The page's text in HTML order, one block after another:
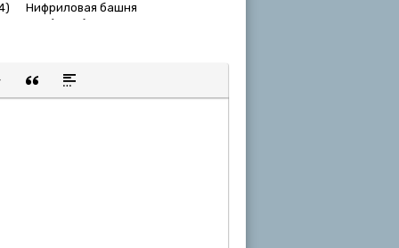
Нифриловая башня
(2024) МР3
ссылку
скрытого текста
Вставка цитаты
Вставка спойлера